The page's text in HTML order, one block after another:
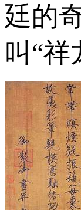
廷的
叫“祥